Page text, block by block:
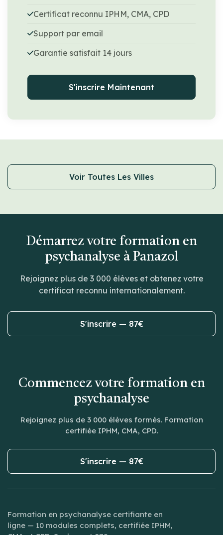
Certificat reconnu IPHM, CMA, CPD
Support par email
Garantie satisfait 14 jours
S'inscrire Maintenant
Voir Toutes Les Villes
Démarrez votre formation en
psychanalyse à Panazol
Rejoignez plus de 3 000 élèves et obtenez votre
certificat reconnu internationalement.
S'inscrire — 87€
Commencez votre formation en
psychanalyse
Rejoignez plus de 3 000 élèves formés. Formation
certifiée IPHM, CMA, CPD.
S'inscrire — 87€
Formation en psychanalyse certifiante en
ligne — 10 modules complets, certifiée IPHM,